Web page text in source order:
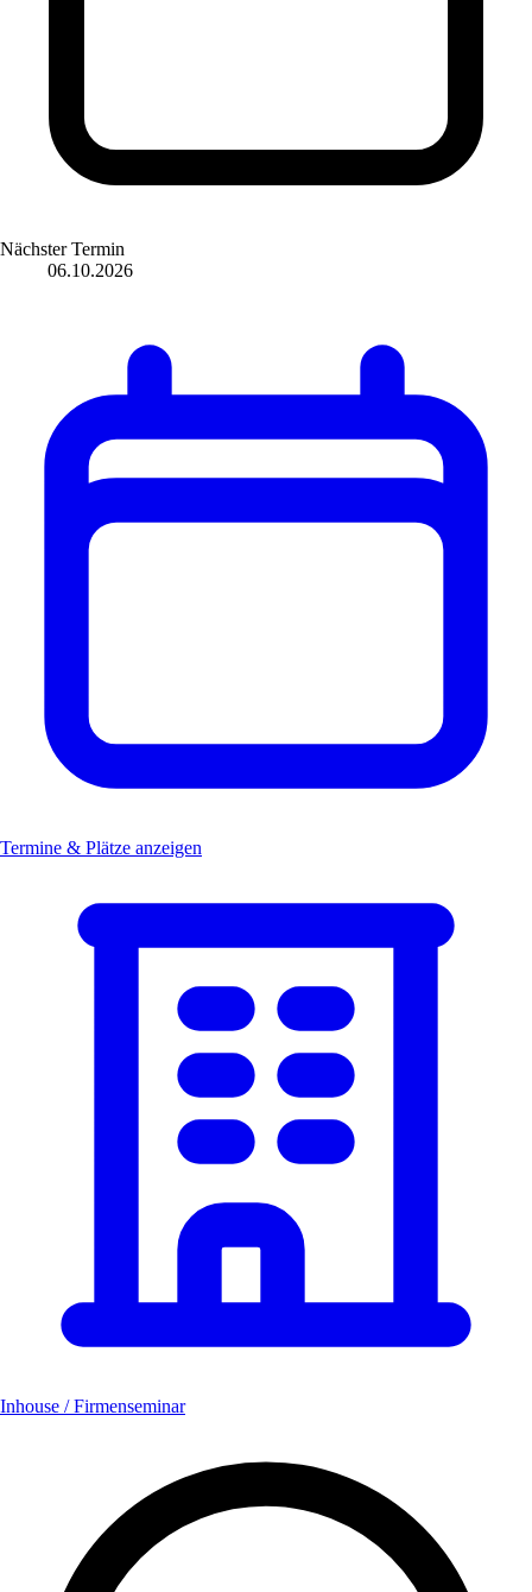
Nächster Termin
06.10.2026
Termine & Plätze anzeigen
Inhouse / Firmenseminar